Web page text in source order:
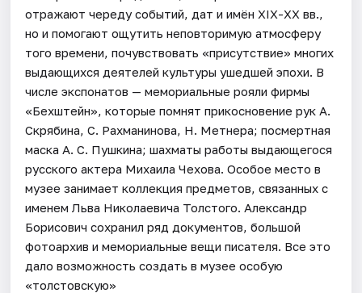
отражают череду событий, дат и имён ХIX-ХХ вв.,
но и помогают ощутить неповторимую атмосферу
того времени, почувствовать «присутствие» многих
выдающихся деятелей культуры ушедшей эпохи. В
числе экспонатов — мемориальные рояли фирмы
«Бехштейн», которые помнят прикосновение рук А.
Скрябина, С. Рахманинова, Н. Метнера; посмертная
маска А. С. Пушкина; шахматы работы выдающегося
русского актера Михаила Чехова. Особое место в
музее занимает коллекция предметов, связанных с
именем Льва Николаевича Толстого. Александр
Борисович сохранил ряд документов, большой
фотоархив и мемориальные вещи писателя. Все это
дало возможность создать в музее особую
«толстовскую»